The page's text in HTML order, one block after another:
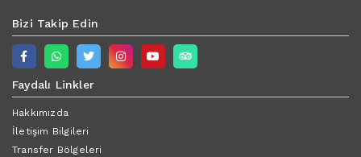
Bizi Takip Edin
Faydalı Linkler
Hakkımızda
İletişim Bilgileri
Transfer Bölgeleri